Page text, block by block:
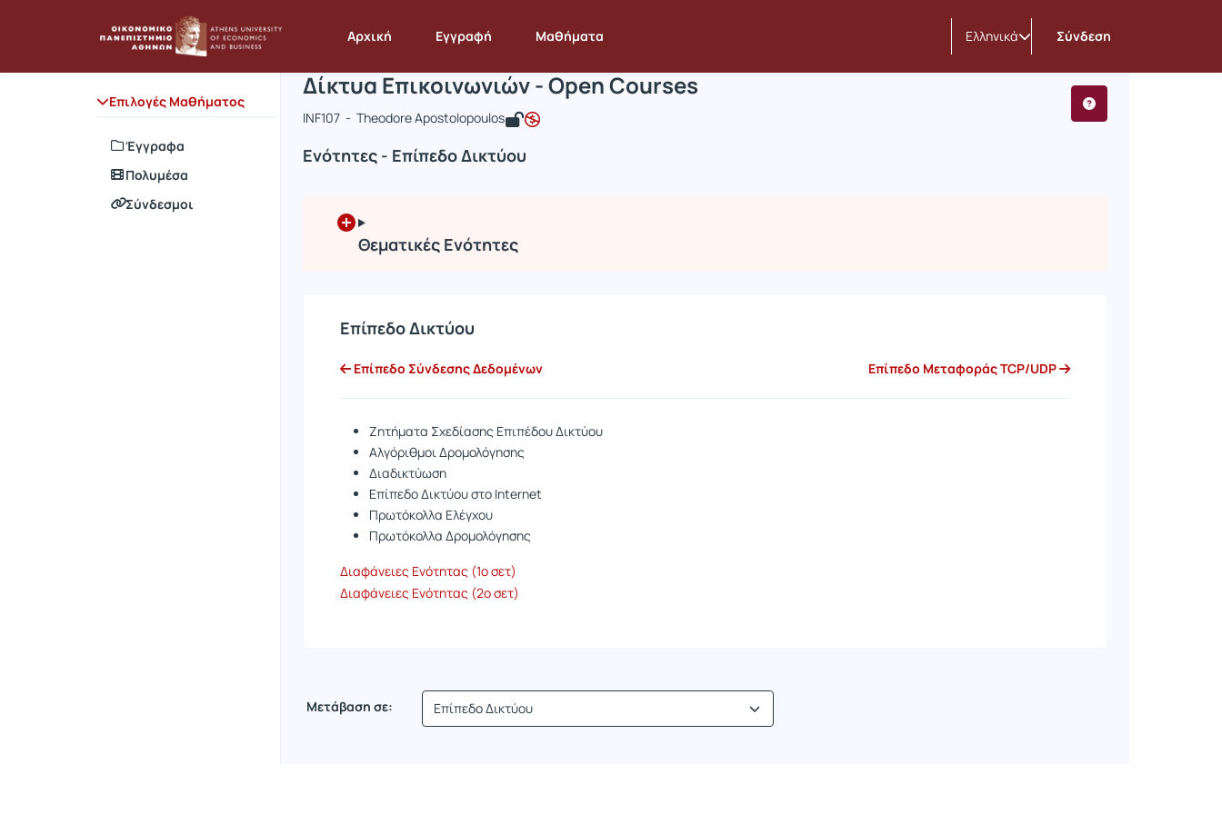
Αρχική Εγγραφή Μαθήματα Ελληνικά Σύνδεση
Επιλογές Μαθήματος
Έγγραφα
Πολυμέσα
Σύνδεσμοι
Αρχική Σελίδα Δίκτυα Επικοινωνιών - Open Courses
Μάθημα : Δίκτυα Επικοινωνιών - Open Courses
Κωδικός : INF370
Δίκτυα Επικοινωνιών - Open Courses
INF107 - Theodore Apostolopoulos
Ενότητες - Επίπεδο Δικτύου
Θεματικές Ενότητες
Επίπεδο Δικτύου
Επίπεδο Σύνδεσης Δεδομένων Επίπεδο Μεταφοράς TCP/UDP
Ζητήματα Σχεδίασης Επιπέδου Δικτύου
Αλγόριθμοι Δρομολόγησης
Διαδικτύωση
Επίπεδο Δικτύου στο Internet
Πρωτόκολλα Ελέγχου
Πρωτόκολλα Δρομολόγησης
Διαφάνειες Ενότητας (1ο σετ)
Διαφάνειες Ενότητας (2ο σετ)
Μετάβαση σε: